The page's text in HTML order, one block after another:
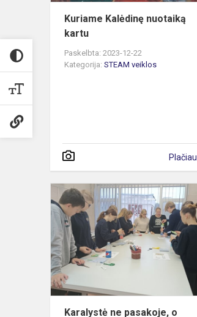
Kuriame Kalėdinę nuotaiką
kartu
Paskelbta: 2023-12-22
Kategorija: STEAM veiklos
Plačiau
Karalystė ne pasakoje, o